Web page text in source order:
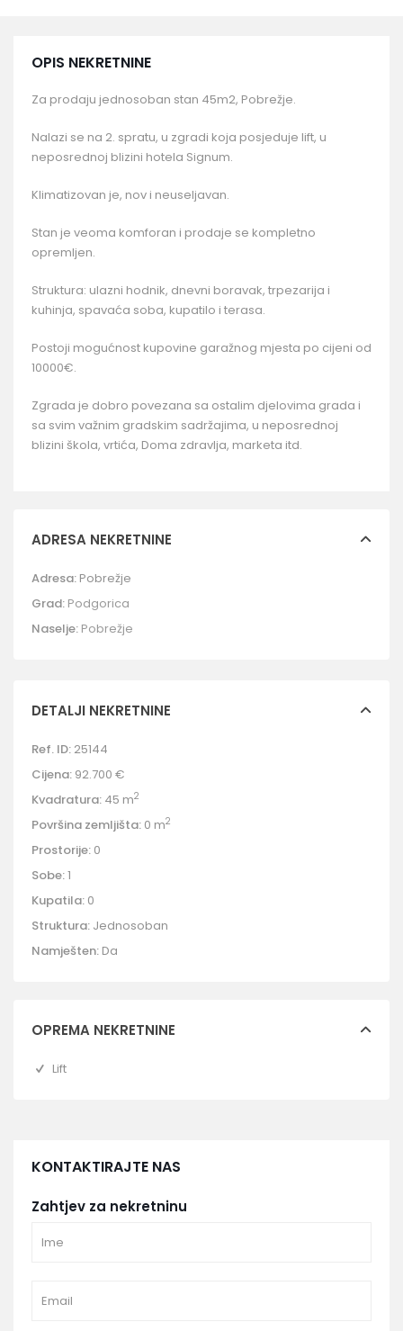
OPIS NEKRETNINE
Za prodaju jednosoban stan 45m2, Pobrežje.
Nalazi se na 2. spratu, u zgradi koja posjeduje lift, u
neposrednoj blizini hotela Signum.
Klimatizovan je, nov i neuseljavan.
Stan je veoma komforan i prodaje se kompletno
opremljen.
Struktura: ulazni hodnik, dnevni boravak, trpezarija i
kuhinja, spavaća soba, kupatilo i terasa.
Postoji mogućnost kupovine garažnog mjesta po cijeni od
10000€.
Zgrada je dobro povezana sa ostalim djelovima grada i
sa svim važnim gradskim sadržajima, u neposrednoj
blizini škola, vrtića, Doma zdravlja, marketa itd.
ADRESA NEKRETNINE
Adresa: Pobrežje
Grad: Podgorica
Naselje: Pobrežje
DETALJI NEKRETNINE
Ref. ID: 25144
Cijena: 92.700 €
Kvadratura: 45 m2
Površina zemljišta: 0 m2
Prostorije: 0
Sobe:1
Kupatila: 0
Struktura: Jednosoban
Namješten: Da
OPREMA NEKRETNINE
Lift
KONTAKTIRAJTE NAS
Zahtjev za nekretninu